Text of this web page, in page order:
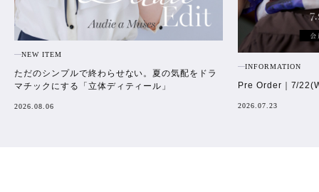
NEW ITEM
ただのシンプルで終わらせない。夏の気配をドラ
マチックにする「立体ディティール」
2026.08.06
INFORMATION
Pre Order｜7/
2026.07.23